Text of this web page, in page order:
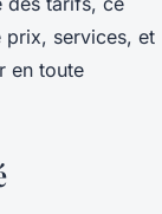
prix, services, et
en toute